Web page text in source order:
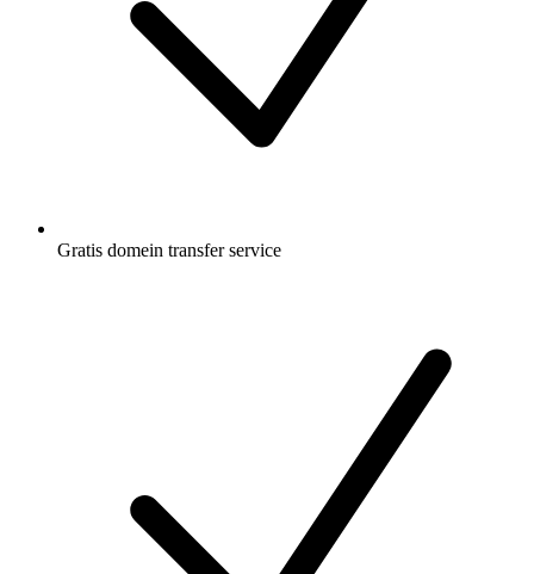
Gratis domein transfer service